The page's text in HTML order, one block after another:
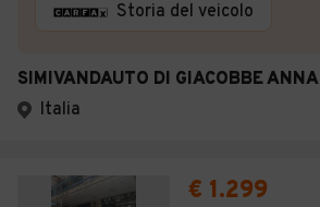
Storia del veicolo
SIMIVANDAUTO DI GIACOBBE ANNA
Italia
€ 1.299